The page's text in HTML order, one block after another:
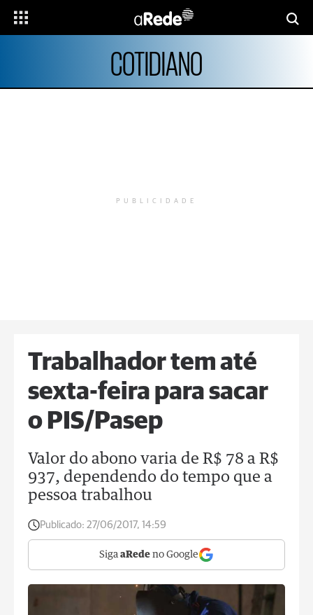
COTIDIANO
PUBLICIDADE
Trabalhador tem até
sexta-feira para sacar
o PIS/Pasep
Valor do abono varia de R$ 78 a R$
937, dependendo do tempo que a
pessoa trabalhou
Publicado: 27/06/2017, 14:59
Siga aRede no Google